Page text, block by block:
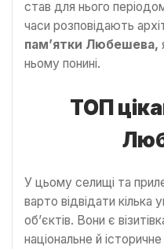
став для нього
часи розповідають
пам’ятки Любешева,
ньому понині.
ТОП
У цьому селищі та
варто відвідати кілька
об’єктів. Вони є
національне й